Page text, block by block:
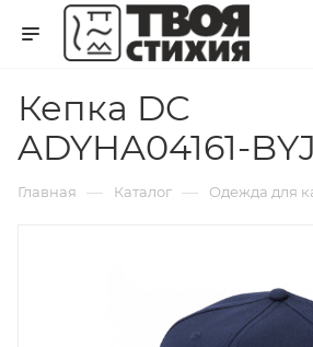
Кепка DC
ADYHA04161-
Главная — Каталог — Одежда для